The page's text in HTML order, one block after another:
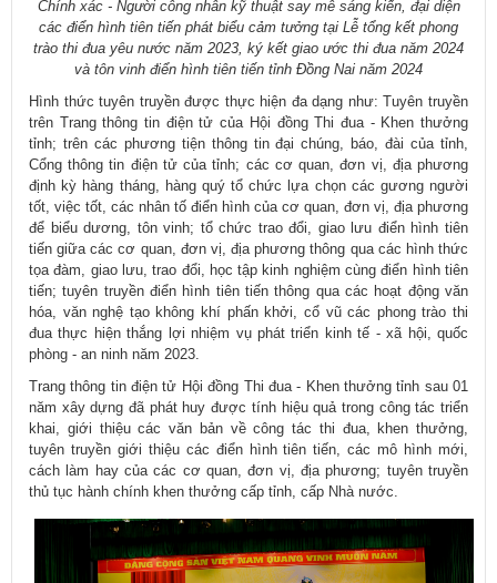
Chính xác - Người công nhân kỹ thuật say mê sáng kiến, đại diện
các điển hình tiên tiến phát biểu cảm tưởng tại Lễ tổng kết phong
trào thi đua yêu nước năm 2023, ký kết giao ước thi đua năm 2024
và tôn vinh điển hình tiên tiến tỉnh Đồng Nai năm 2024
Hình thức tuyên truyền được thực hiện đa dạng như: Tuyên truyền
trên Trang thông tin điện tử của Hội đồng Thi đua - Khen thưởng
tỉnh; trên các phương tiện thông tin đại chúng, báo, đài của tỉnh,
Cổng thông tin điện tử của tỉnh; các cơ quan, đơn vị, địa phương
định kỳ hàng tháng, hàng quý tổ chức lựa chọn các gương người
tốt, việc tốt, các nhân tố điển hình của cơ quan, đơn vị, địa phương
để biểu dương, tôn vinh; tổ chức trao đổi, giao lưu điển hình tiên
tiến giữa các cơ quan, đơn vị, địa phương thông qua các hình thức
tọa đàm, giao lưu, trao đổi, học tập kinh nghiệm cùng điển hình tiên
tiến; tuyên truyền điển hình tiên tiến thông qua các hoạt động văn
hóa, văn nghệ tạo không khí phấn khởi, cổ vũ các phong trào thi
đua thực hiện thắng lợi nhiệm vụ phát triển kinh tế - xã hội, quốc
phòng - an ninh năm 2023.
Trang thông tin điện tử Hội đồng Thi đua - Khen thưởng tỉnh sau 01
năm xây dựng đã phát huy được tính hiệu quả trong công tác triển
khai, giới thiệu các văn bản về công tác thi đua, khen thưởng,
tuyên truyền giới thiệu các điển hình tiên tiến, các mô hình mới,
cách làm hay của các cơ quan, đơn vị, địa phương; tuyên truyền
thủ tục hành chính khen thưởng cấp tỉnh, cấp Nhà nước.